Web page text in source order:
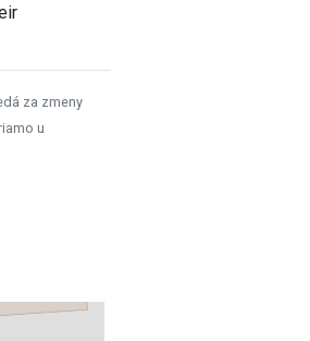
za zmeny
u